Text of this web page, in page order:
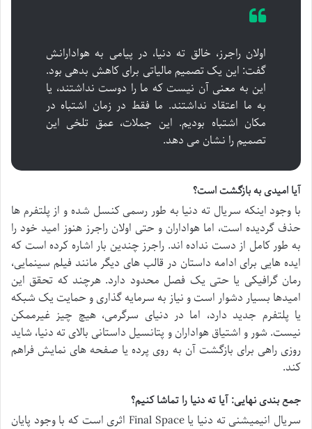
اولان راجرز، خالق ته دنیا، در پیامی به هوادارانش
گفت: این یک تصمیم مالیاتی برای کاهش بدهی بود.
این به معنی آن نیست که ما را دوست نداشتند، یا
به ما اعتقاد نداشتند. ما فقط در زمان اشتباه در
مکان اشتباه بودیم. این جملات، عمق تلخی این
تصمیم را نشان می دهد.
آیا امیدی به بازگشت است؟
با وجود اینکه سریال ته دنیا به طور رسمی کنسل شده و از پلتفرم ها
حذف گردیده است، اما هواداران و حتی اولان راجرز هنوز امید خود را
به طور کامل از دست نداده اند. راجرز چندین بار اشاره کرده است که
ایده هایی برای ادامه داستان در قالب های دیگر مانند فیلم سینمایی،
رمان گرافیکی یا حتی یک فصل محدود دارد. هرچند که تحقق این
امیدها بسیار دشوار است و نیاز به سرمایه گذاری و حمایت یک شبکه
یا پلتفرم جدید دارد، اما در دنیای سرگرمی، هیچ چیز غیرممکن
نیست. شور و اشتیاق هواداران و پتانسیل داستانی بالای ته دنیا، شاید
روزی راهی برای بازگشت آن به روی پرده یا صفحه های نمایش فراهم
کند.
جمع بندی نهایی: آیا ته دنیا را تماشا کنیم؟
سریال انیمیشنی ته دنیا یا Final Space اثری است که با وجود پایان